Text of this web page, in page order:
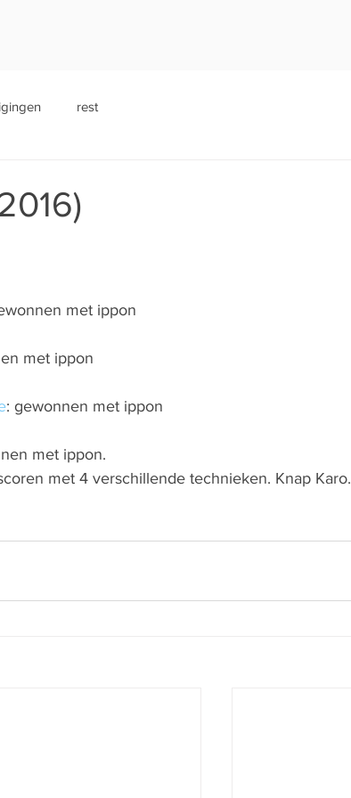
rest
met ippon
met ippon
: gewonnen met ippon
met ippon.
met 4 verschillende technieken. Knap Karo.